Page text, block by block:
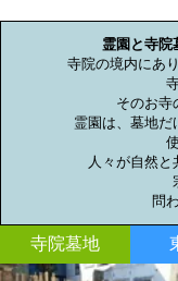
霊園と寺院
寺院の境内にあ
そのお寺
霊園は、墓地だ
人々が自然
問
寺院墓地